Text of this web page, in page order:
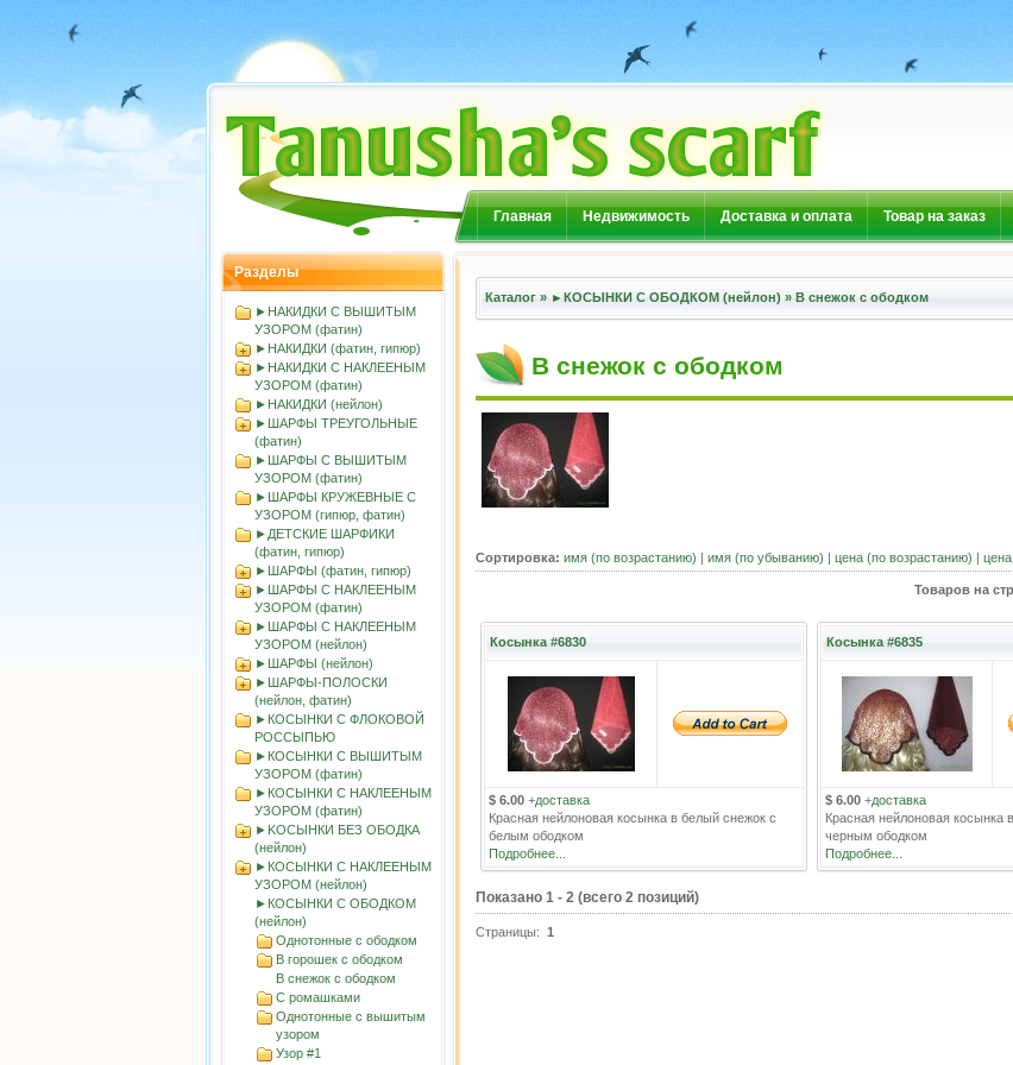
Главная Недвижимость Доставка и оплата Товар на заказ
Разделы
►НАКИДКИ С ВЫШИТЫМ
УЗОРОМ (фатин)
►НАКИДКИ (фатин, гипюр)
►НАКИДКИ С НАКЛЕЕНЫМ
УЗОРОМ (фатин)
►НАКИДКИ (нейлон)
►ШАРФЫ ТРЕУГОЛЬНЫЕ
(фатин)
►ШАРФЫ С ВЫШИТЫМ
УЗОРОМ (фатин)
►ШАРФЫ КРУЖЕВНЫЕ С
УЗОРОМ (гипюр, фатин)
►ДЕТСКИЕ ШАРФИКИ
(фатин, гипюр)
►ШАРФЫ (фатин, гипюр)
►ШАРФЫ С НАКЛЕЕНЫМ
УЗОРОМ (фатин)
►ШАРФЫ С НАКЛЕЕНЫМ
УЗОРОМ (нейлон)
►ШАРФЫ (нейлон)
►ШАРФЫ-ПОЛОСКИ
(нейлон, фатин)
►КОСЫНКИ С ФЛОКОВОЙ
РОССЫПЬЮ
►КОСЫНКИ С ВЫШИТЫМ
УЗОРОМ (фатин)
►КОСЫНКИ С НАКЛЕЕНЫМ
УЗОРОМ (фатин)
►KOСЫНКИ БЕЗ ОБОДКА
(нейлон)
►КОСЫНКИ С НАКЛЕЕНЫМ
УЗОРОМ (нейлон)
►КОСЫНКИ С ОБОДКОМ
(нейлон)
Однотонные с ободком
В горошек с ободком
В снежок с ободком
С ромашками
Однотонные с вышитым
узором
Узор #1
Каталог » ►КОСЫНКИ С ОБОДКОМ (нейлон) » В снежок с ободком
В снежок с ободком
Сортировка: имя (по возрастанию) | имя (по убыванию) | цена (по возрастанию) |
Товаров на
Косынка #6830
$ 6.00 +доставка
Красная нейлоновая косынка в белый снежок с
белым ободком
Подробнее...
Косынка #6835
$ 6.00 +доставка
Красная нейлоновая косынка
черным ободком
Подробнее...
Показано 1 - 2 (всего 2 позиций)
Страницы: 1